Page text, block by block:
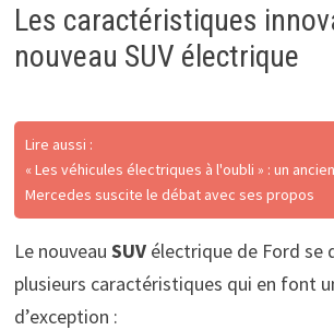
Les caractéristiques
nouveau SUV électrique
Lire aussi :
« Les véhicules électriques à l'oubli » : un
Mercedes suscite le débat avec ses propos
Le nouveau SUVélectrique de Ford se
plusieurs caractéristiques qui en font
d’exception :